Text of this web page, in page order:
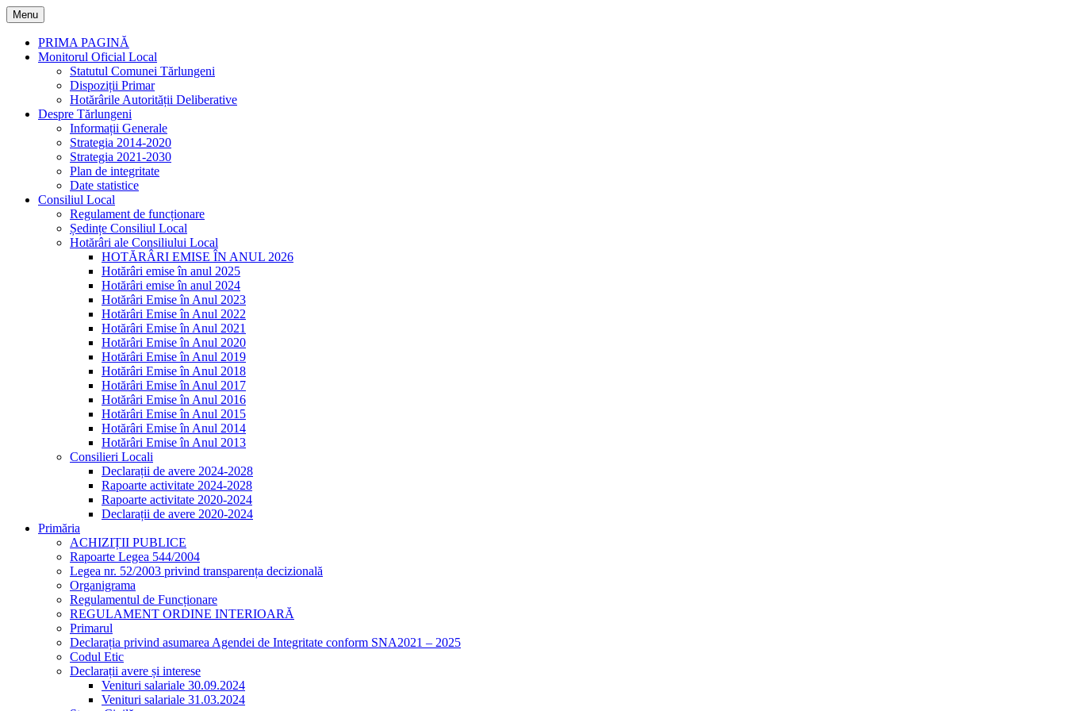
Skip
to
content
Menu
PRIMA PAGINĂ
Monitorul Oficial Local
Statutul Comunei Tărlungeni
Dispoziții Primar
Hotărârile Autorității Deliberative
Despre Tărlungeni
Informații Generale
Strategia 2014-2020
Strategia 2021-2030
Plan de integritate
Date statistice
Consiliul Local
Regulament de funcționare
Ședințe Consiliul Local
Hotărâri ale Consiliului Local
HOTĂRÂRI EMISE ÎN ANUL 2026
Hotărâri emise în anul 2025
Hotărâri emise în anul 2024
Hotărâri Emise în Anul 2023
Hotărâri Emise în Anul 2022
Hotărâri Emise în Anul 2021
Hotărâri Emise în Anul 2020
Hotărâri Emise în Anul 2019
Hotărâri Emise în Anul 2018
Hotărâri Emise în Anul 2017
Hotărâri Emise în Anul 2016
Hotărâri Emise în Anul 2015
Hotărâri Emise în Anul 2014
Hotărâri Emise în Anul 2013
Consilieri Locali
Declarații de avere 2024-2028
Rapoarte activitate 2024-2028
Rapoarte activitate 2020-2024
Declarații de avere 2020-2024
Primăria
ACHIZIȚII PUBLICE
Rapoarte Legea 544/2004
Legea nr. 52/2003 privind transparența decizională
Organigrama
Regulamentul de Funcționare
REGULAMENT ORDINE INTERIOARĂ
Primarul
Declarația privind asumarea Agendei de Integritate conform SNA2021 – 2025
Codul Etic
Declarații avere și interese
Venituri salariale 30.09.2024
Venituri salariale 31.03.2024